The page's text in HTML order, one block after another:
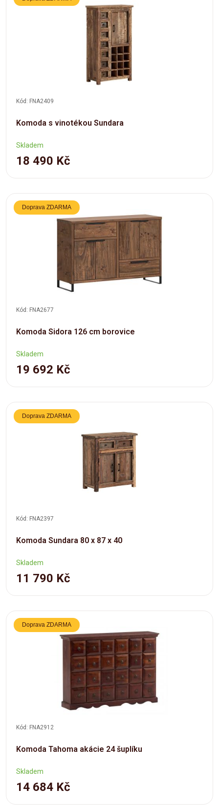
Kód: FNA2409
Komoda s vinotékou Sundara
Skladem
18 490 Kč
Doprava ZDARMA
Kód: FNA2677
Komoda Sidora 126 cm borovice
Skladem
19 692 Kč
Doprava ZDARMA
Kód: FNA2397
Komoda Sundara 80 x 87 x 40
Skladem
11 790 Kč
Doprava ZDARMA
Kód: FNA2912
Komoda Tahoma akácie 24 šuplíku
Skladem
14 684 Kč